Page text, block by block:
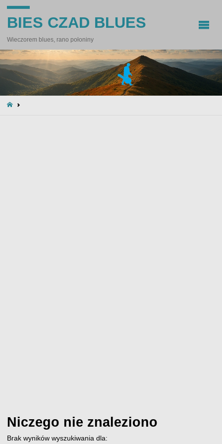
BIES CZAD BLUES
Wieczorem blues, rano połoniny
STRONA
Niczego nie znaleziono
Brak wyników wyszukiwania dla: